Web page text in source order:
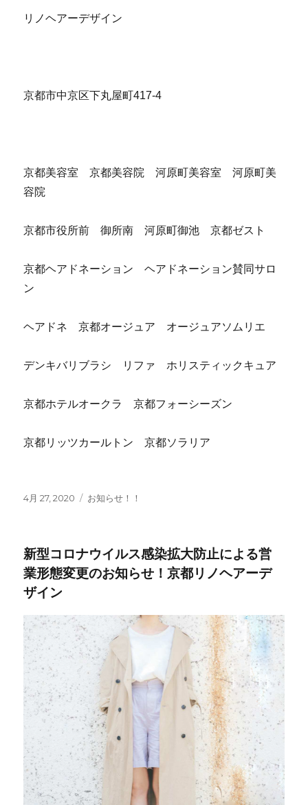
リノヘアーデザイン
京都市中京区下丸屋町417-4
京都美容室 京都美容院 河原町美容室 河原町美
容院
京都市役所前 御所南 河原町御池 京都ゼスト
京都ヘアドネーション ヘアドネーション賛同サロ
ン
ヘアドネ 京都オージュア オージュアソムリエ
デンキバリブラシ リファ ホリスティックキュア
京都ホテルオークラ 京都フォーシーズン
京都リッツカールトン 京都ソラリア
投
4月 27, 2020
カ
ー
お知らせ！！
新型コロナウイルス感染拡大防止による営
業形態変更のお知らせ！京都リノヘアーデ
ザイン